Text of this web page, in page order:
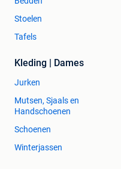
Stoelen
Tafels
Kleding | Dames
Jurken
Mutsen, Sjaals en
Handschoenen
Schoenen
Winterjassen